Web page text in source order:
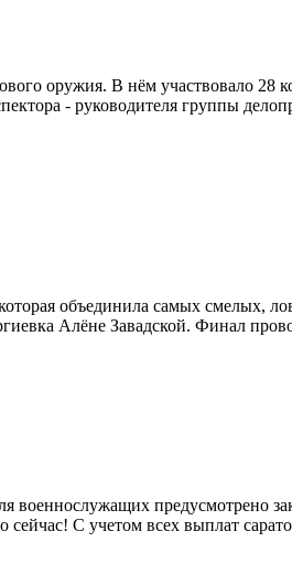
оружия. В нём участвовало
- руководителя группы
объединила самых смелых,
Алёне Завадской. Финал
предусмотрено
С учетом всех выплат